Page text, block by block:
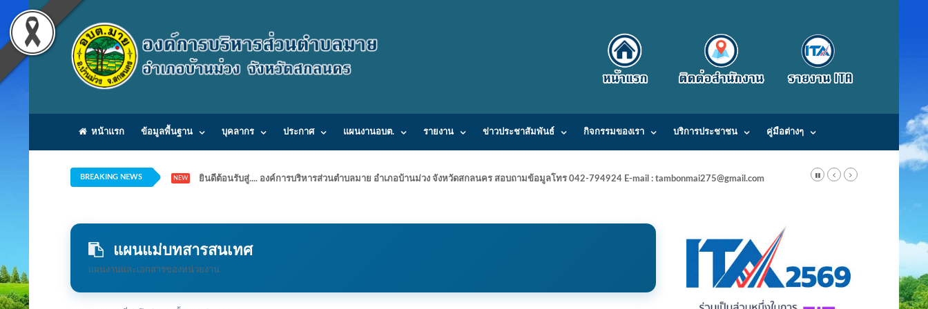
หน้าแรก ข้อมูลพื้นฐาน บุคลากร ประกาศ แผนงานอบต. รายงาน ข่าวประชาสัมพันธ์ กิจกรรมของเรา บริการประชาชน คู่มือต่างๆ
BREAKING NEWS NEW ยินดีต้อนรับสู่.... องค์การบริหารส่วนตำบลมาย อำเภอบ้านม่วง จังหวัดสกลนคร สอบถามข้อมูลโทร 042-794924 E-mail : tambonmai275@gmail.com
แผนแม่บทสารสนเทศ
แผนงานและเอกสารของหน่วยงาน